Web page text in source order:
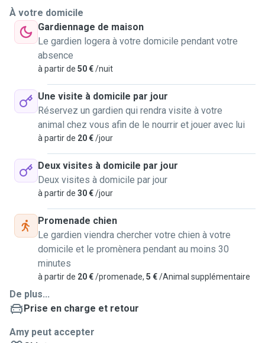
À votre domicile
Gardiennage de maison
Le gardien logera à votre domicile pendant votre
absence
à partir de 50 €/nuit
Une visite à domicile par jour
Réservez un gardien qui rendra visite à votre
animal chez vous afin de le nourrir et jouer avec lui
à partir de 20 €/jour
Deux visites à domicile par jour
Deux visites à domicile par jour
à partir de 30 €/jour
Promenade chien
Le gardien viendra chercher votre chien à votre
domicile et le promènera pendant au moins 30
minutes
à partir de 20 €/promenade, 5 €/Animal supplémentaire
De plus...
Prise en charge et retour
Amy peut accepter